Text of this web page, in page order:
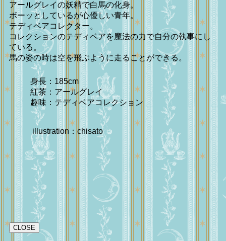
アールグレイの妖精で白馬の化身。
ボーッとしているが心優しい青年。
テディベアコレクター。
コレクションのテディベアを魔法の力で自分の執事にし
ている。
馬の姿の時は空を飛ぶように走ることができる。
身長：185cm
紅茶：アールグレイ
趣味：テディベアコレクション
illustration：chisato
CLOSE